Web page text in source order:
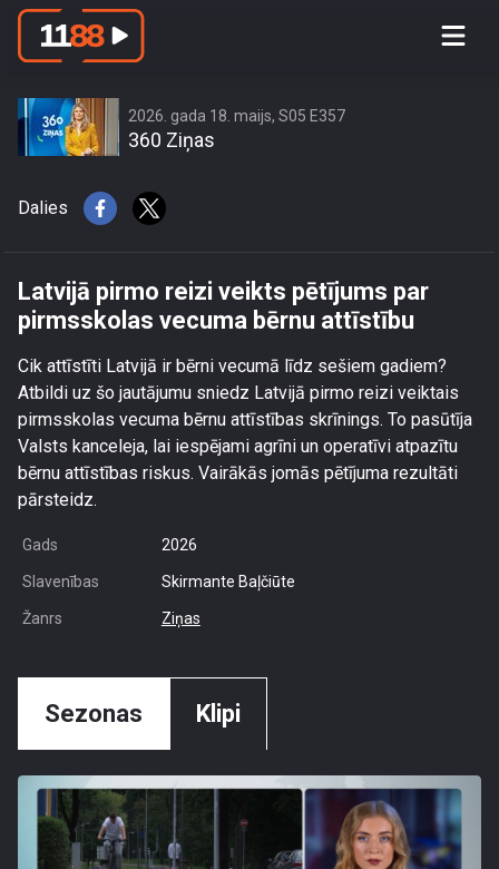
Latvijā pirmo reizi veikts pētījums par
2026. gada 18. maijs, S05 E357
360 Ziņas
Dalies
Latvijā pirmo reizi veikts pētījums par
pirmsskolas vecuma bērnu attīstību
Cik attīstīti Latvijā ir bērni vecumā līdz sešiem gadiem?
Atbildi uz šo jautājumu sniedz Latvijā pirmo reizi veiktais
pirmsskolas vecuma bērnu attīstības skrīnings. To pasūtīja
Valsts kanceleja, lai iespējami agrīni un operatīvi atpazītu
bērnu attīstības riskus. Vairākās jomās pētījuma rezultāti
pārsteidz.
Gads 2026
Slavenības Skirmante Baļčiūte
Žanrs Ziņas
Sezonas Klipi